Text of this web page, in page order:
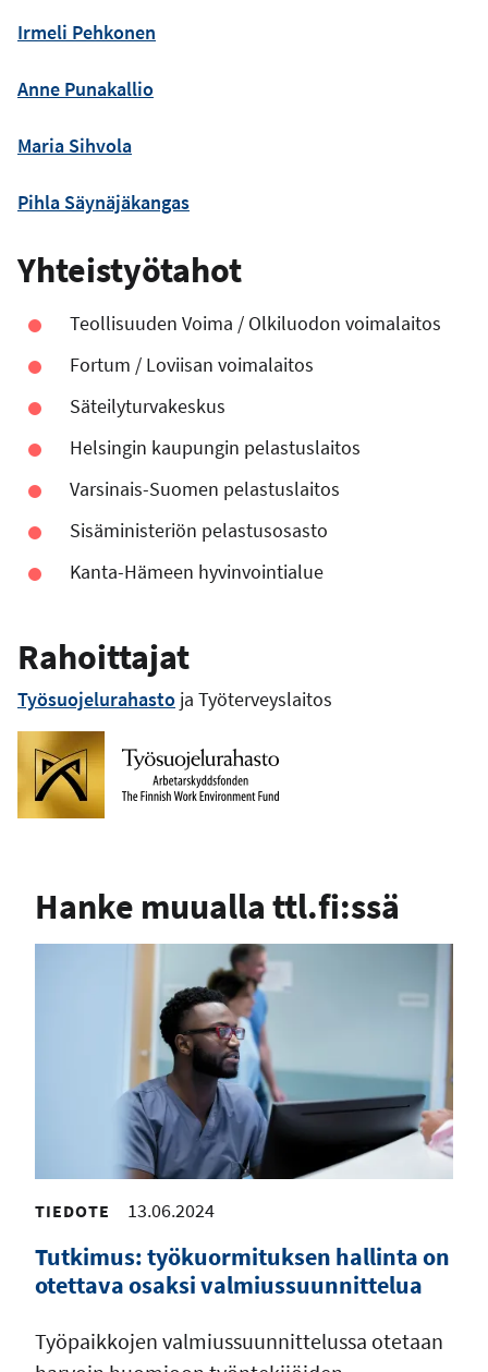
Irmeli Pehkonen
Anne Punakallio
Maria Sihvola
Pihla Säynäjäkangas
Yhteistyötahot
Teollisuuden Voima / Olkiluodon voimalaitos
Fortum / Loviisan voimalaitos
Säteilyturvakeskus
Helsingin kaupungin pelastuslaitos
Varsinais-Suomen pelastuslaitos
Sisäministeriön pelastusosasto
Kanta-Hämeen hyvinvointialue
Rahoittajat
Työsuojelurahasto ja Työterveyslaitos
Hanke muualla ttl.fi:ssä
TIEDOTE 13.06.2024
Tutkimus: työkuormituksen hallinta on
otettava osaksi valmiussuunnittelua
Työpaikkojen valmiussuunnittelussa otetaan